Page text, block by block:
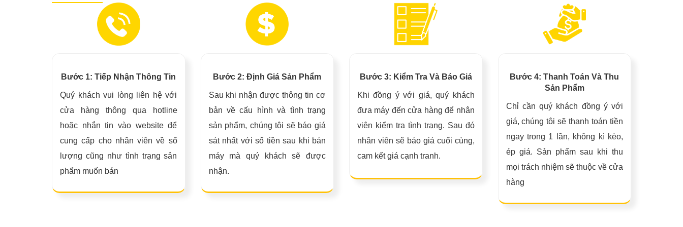
Bước 1: Tiếp Nhận Thông Tin
Quý khách vui lòng liên hệ với
cửa hàng thông qua hotline
hoặc nhắn tin vào website để
cung cấp cho nhân viên về số
lượng cũng như tình trạng sản
phẩm muốn bán
Bước 2: Định Giá Sản Phẩm
Sau khi nhận được thông tin cơ
bản về cấu hình và tình trạng
sản phẩm, chúng tôi sẽ báo giá
sát nhất với số tiền sau khi bán
máy mà quý khách sẽ được
nhận.
Bước 3: Kiểm Tra Và Báo Giá
Khi đồng ý với giá, quý khách
đưa máy đến cửa hàng để nhân
viên kiểm tra tình trạng. Sau đó
nhân viên sẽ báo giá cuối cùng,
cam kết giá cạnh tranh.
Bước 4: Thanh Toán Và Thu
Sản Phẩm
Chỉ cần quý khách đồng ý với
giá, chúng tôi sẽ thanh toán tiền
ngay trong 1 lần, không kì kèo,
ép giá. Sản phẩm sau khi thu
mọi trách nhiệm sẽ thuộc về cửa
hàng